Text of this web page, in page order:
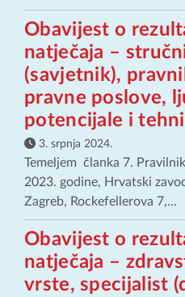
Obavijest o
natječaja –
(savjetnik),
pravne poslove,
potencijale i
3. srpnja 2024.
Temeljem članka 7.
2023. godine, Hrvatski
Zagreb, Rockefellerova 7,...
Obavijest o
natječaja –
vrste, specijalist